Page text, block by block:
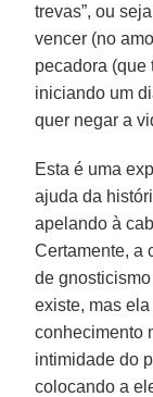
trevas”, ou
vencer (no
pecadora (que
iniciando um
quer negar a
Esta é uma
ajuda da
apelando à
Certamente, a
de
existe, mas
conhecimento
intimidade do
colocando a